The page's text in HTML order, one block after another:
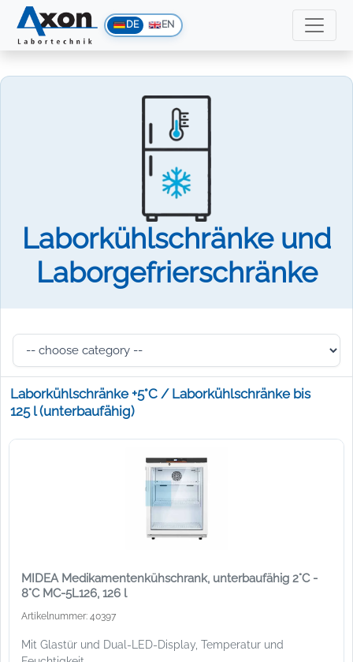
DE EN
Laborkühlschränke und
Laborgefrierschränke
Laborkühlschränke +5°C / Laborkühlschränke bis
125 l (unterbaufähig)
MIDEA Medikamentenkühschrank, unterbaufähig 2°C -
8°C MC-5L126, 126 l
Artikelnummer: 40397
Mit Glastür und Dual-LED-Display, Temperatur und